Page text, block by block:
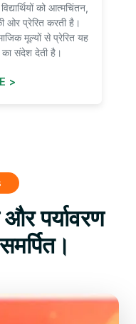
को आत्मचिंतन,
ओर प्रेरित करती है।
मूल्यों से प्रेरित यह
संदेश देती है।
>
पर्यावरण